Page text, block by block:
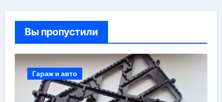
Вы пропустили
Гараж и авто